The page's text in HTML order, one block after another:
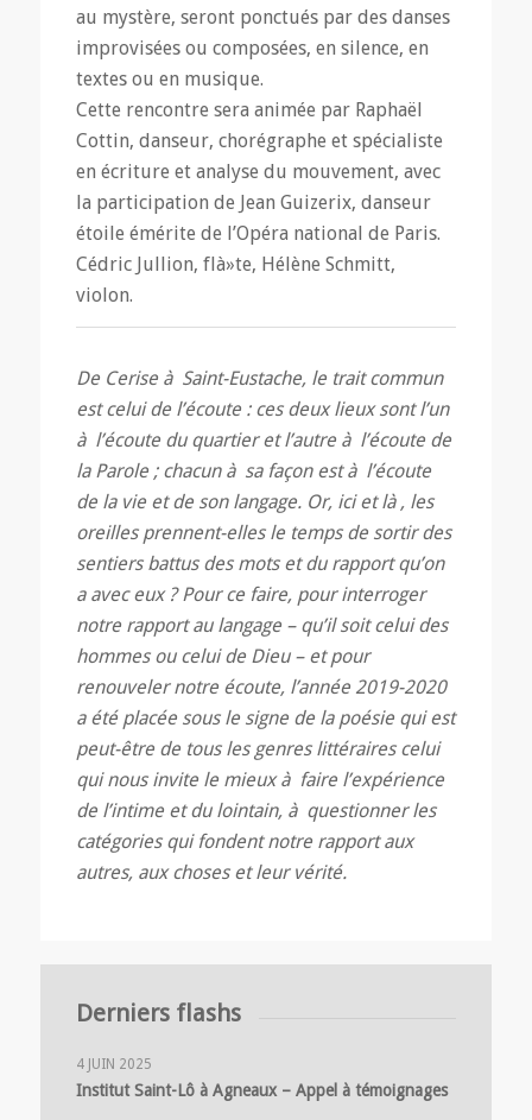
au mystère, seront ponctués par des danses
improvisées ou composées, en silence, en
textes ou en musique.
Cette rencontre sera animée par Raphaël
Cottin, danseur, chorégraphe et spécialiste
en écriture et analyse du mouvement, avec
la participation de Jean Guizerix, danseur
étoile émérite de l’Opéra national de Paris.
Cédric Jullion, flà»te, Hélène Schmitt,
violon.
De Cerise à Saint-Eustache, le trait commun
est celui de l’écoute : ces deux lieux sont l’un
à l’écoute du quartier et l’autre à l’écoute de
la Parole ; chacun à sa façon est à l’écoute
de la vie et de son langage. Or, ici et là , les
oreilles prennent-elles le temps de sortir des
sentiers battus des mots et du rapport qu’on
a avec eux ? Pour ce faire, pour interroger
notre rapport au langage – qu’il soit celui des
hommes ou celui de Dieu – et pour
renouveler notre écoute, l’année 2019-2020
a été placée sous le signe de la poésie qui est
peut-être de tous les genres littéraires celui
qui nous invite le mieux à faire l’expérience
de l’intime et du lointain, à questionner les
catégories qui fondent notre rapport aux
autres, aux choses et leur vérité.
Derniers flashs
4 JUIN 2025
Institut Saint-Lô à Agneaux – Appel à témoignages